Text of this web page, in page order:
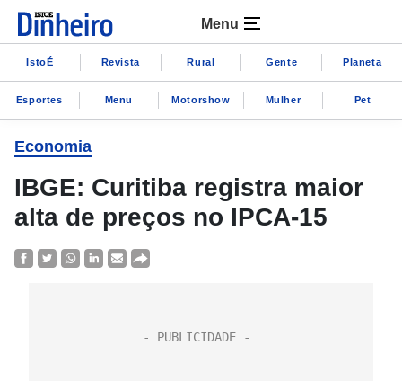
Menu
IstoÉ Revista Rural Gente Planeta
Esportes Menu Motorshow Mulher Pet
Economia
IBGE: Curitiba registra maior
alta de preços no IPCA-15